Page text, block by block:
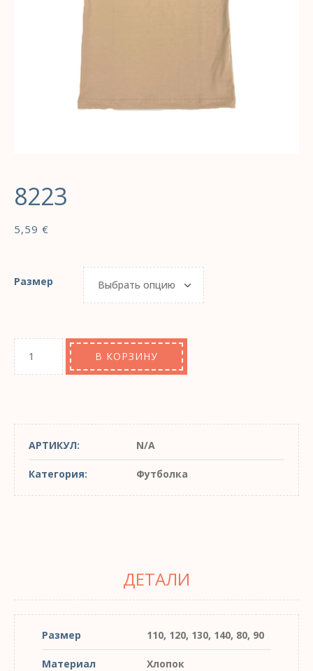
8223
5,59 €
Размер
В КОРЗИНУ
АРТИКУЛ: N/A
Категория: Футболка
ДЕТАЛИ
Размер 110, 120, 130, 140, 80, 90
Материал Хлопок